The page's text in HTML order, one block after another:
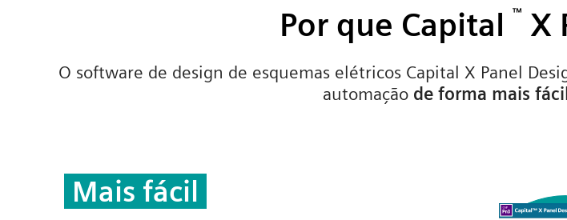
Por que Capital ™ X
O software de design de esquemas elétricos Capital X Panel
automação de forma mais
Mais fácil